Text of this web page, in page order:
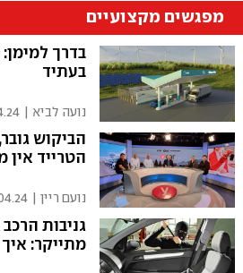
מפגשים מקצועיים
בדרך
בעתיד
נועה לביא
הביקוש
הטרייד
נועם ריין
גניבות
מתייקר: